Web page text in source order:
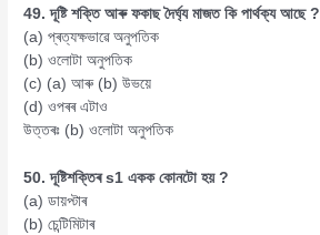
49. দূষ্টি শক্তি আৰু ফকাছ দৈৰ্ঘ্য মাজত কি পাৰ্থক্য আছে ?
(a) প্ৰত্যক্ষভাৱে অনুপতিক
(b) ওলোটা অনুপতিক
(c) (a) আৰু (b) উভয়ে
(d) ওপৰৰ এটাও
উত্তৰঃ (b) ওলোটা অনুপতিক
50. দূষ্টিশক্তিৰ s1 একক কোনটো হয় ?
(a) ডায়প্টাৰ
(b) চেন্টিমিটাৰ